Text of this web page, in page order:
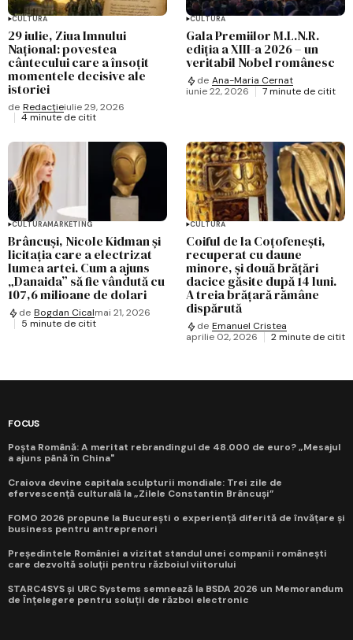
CULTURĂ
29 iulie, Ziua Imnului
Național: povestea
cântecului care a însoțit
momentele decisive ale
istoriei
de Redacțieiulie 29, 2026
4 minute de citit
CULTURĂ
Gala Premiilor M.L.N.R.
ediția a XIII-a 2026 – un
veritabil Nobel românesc
de Ana-Maria Cernat
iunie 22, 2026
7 minute de citit
CULTURĂMARKETING
Brâncuși, Nicole Kidman și
licitația care a electrizat
lumea artei. Cum a ajuns
„Danaida” să fie vândută cu
107,6 milioane de dolari
de Bogdan Cicalmai 21, 2026
5 minute de citit
CULTURĂ
Coiful de la Coțofenești,
recuperat cu daune
minore, și două brățări
dacice găsite după 14 luni.
A treia brățară rămâne
dispărută
de Emanuel Cristea
aprilie 02, 2026
2 minute de citit
FOCUS
Poșta Română: A meritat rebrandingul de 48.000 de euro? „Mesajul
a ajuns până în China"
Craiova devine capitala sculpturii mondiale: Trei zile de
efervescență culturală la „Zilele Constantin Brâncuși”
FOMO 2026 propune la București o experiență diferită de învățare și
business pentru antreprenori
Președintele României a vizitat standul unei companii românești
care dezvoltă soluții pentru războiul viitorului
STARC4SYS și URC Systems semnează la BSDA 2026 un Memorandum
de Înțelegere pentru soluții de război electronic